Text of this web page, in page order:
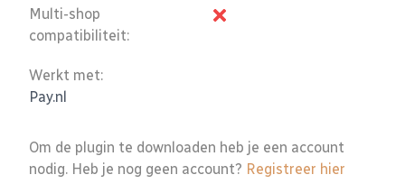
Multi-shop
compatibiliteit:
Werkt met:
Pay.nl
Om de plugin te downloaden heb je een account
nodig. Heb je nog geen account? Registreer hier